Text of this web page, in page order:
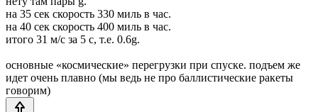
на 35 сек скорость 330 миль в час.
на 40 сек скорость 400 миль в час.
итого 31 м/с за 5 с, т.е. 0.6g.
основные «космические» перегрузки при спуске. подъем же
идет очень плавно (мы ведь не про баллистические ракеты
говорим)